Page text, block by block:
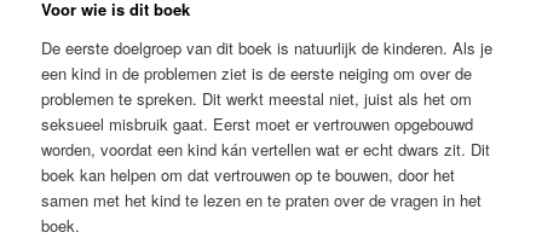
Voor wie is dit boek
De eerste doelgroep van dit boek is natuurlijk de kinderen. Als je
een kind in de problemen ziet is de eerste neiging om over de
problemen te spreken. Dit werkt meestal niet, juist als het om
seksueel misbruik gaat. Eerst moet er vertrouwen opgebouwd
worden, voordat een kind kán vertellen wat er echt dwars zit. Dit
boek kan helpen om dat vertrouwen op te bouwen, door het
samen met het kind te lezen en te praten over de vragen in het
boek.